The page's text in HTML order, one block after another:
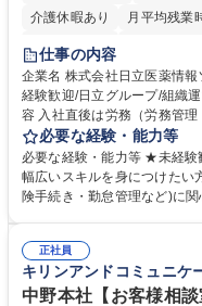
介護休暇あり
月平均残業
住宅手当あり
育休あり
完全週休2日制
仕事の内容
企業名 株式会社日立医薬情報ソリューション
経験歓迎/日立グループ/組織運営
容 入社直後は労務（労務管
任せいたします。将来は総務
営を支えるゼネラリストをめざせます。 ・初期業務
計算、社会保険対応、福利厚
します。ご経験に応じて、休
★メンバーがマンツーマンで
幅広く経験を積みたい意欲がある方
務・人事】未経験歓迎/日立グ
指す
必要な経験・能力等
必要な経験・能力等 ★未経
幅広いスキルを身につけたい方におすすめ！ ■
険手続き・勤怠管理など)に
マネジメント職として活躍
のご経験 ■労務管理（給与計
■衛生管理者の資格をお持ちの方 学歴・資格 学歴：大学院 大学
専修学校 高校 語学力： 資格
正社員
キリンアンドコミュニケ
中野本社【お客様相